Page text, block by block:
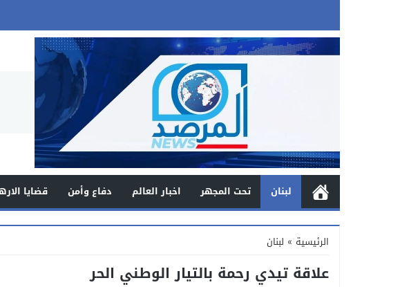
لبنان تحت المجهر اخبار العالم دفاع وأمن قضايا
الرئيسية » لبنان
علاقة تيدي رحمة بالتيار الوطني الحر